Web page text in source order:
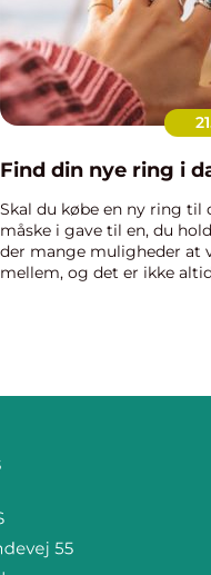
Find din nye ring i
Skal du købe en ny ring til
måske i gave til en, du
der mange muligheder at
mellem, og det er ikke